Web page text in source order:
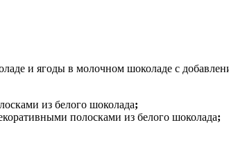
и ягоды в молочном шоколаде с
из белого шоколада;
полосками из белого шоколада;